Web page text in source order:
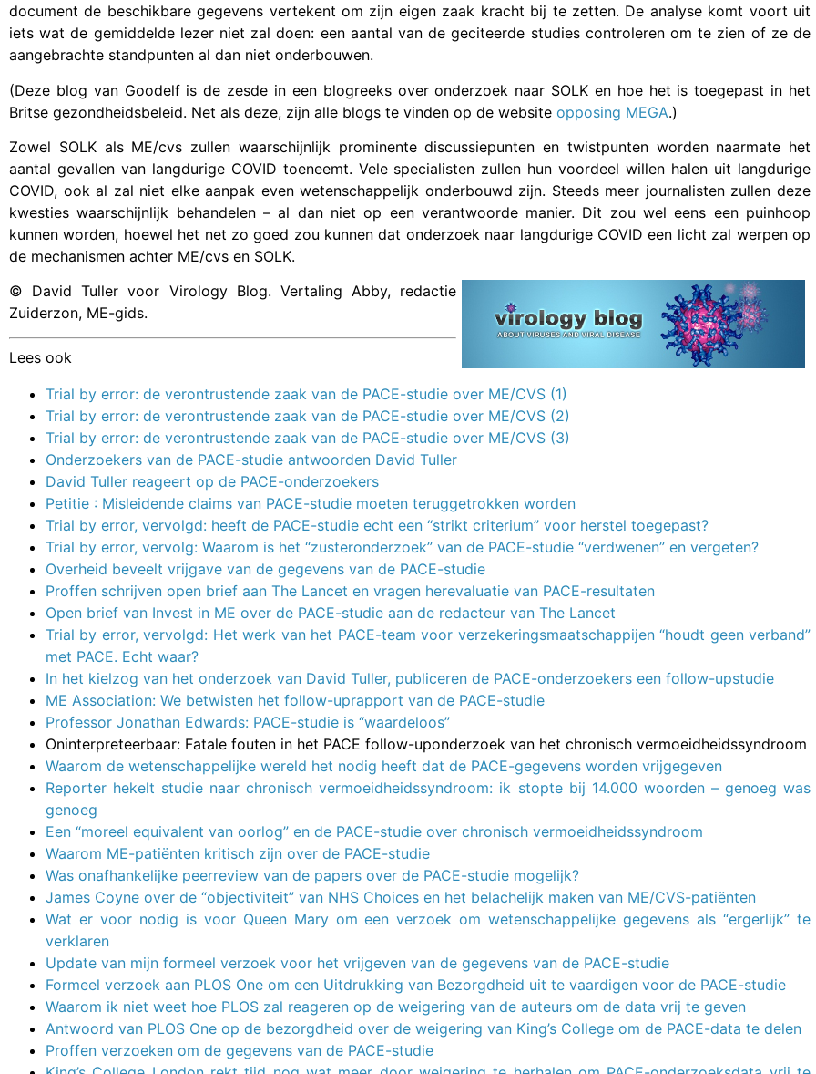
document de beschikbare gegevens vertekent om zijn eigen zaak kracht bij te zetten. De analyse komt voort uit
iets wat de gemiddelde lezer niet zal doen: een aantal van de geciteerde studies controleren om te zien of ze de
aangebrachte standpunten al dan niet onderbouwen.
(Deze blog van Goodelf is de zesde in een blogreeks over onderzoek naar SOLK en hoe het is toegepast in het
Britse gezondheidsbeleid. Net als deze, zijn alle blogs te vinden op de website opposing MEGA.)
Zowel SOLK als ME/cvs zullen waarschijnlijk prominente discussiepunten en twistpunten worden naarmate het
aantal gevallen van langdurige COVID toeneemt. Vele specialisten zullen hun voordeel willen halen uit langdurige
COVID, ook al zal niet elke aanpak even wetenschappelijk onderbouwd zijn. Steeds meer journalisten zullen deze
kwesties waarschijnlijk behandelen – al dan niet op een verantwoorde manier. Dit zou wel eens een puinhoop
kunnen worden, hoewel het net zo goed zou kunnen dat onderzoek naar langdurige COVID een licht zal werpen op
de mechanismen achter ME/cvs en SOLK.
© David Tuller voor Virology Blog. Vertaling Abby, redactie
Zuiderzon, ME-gids.
Lees ook
Trial by error: de verontrustende zaak van de PACE-studie over ME/CVS (1)
Trial by error: de verontrustende zaak van de PACE-studie over ME/CVS (2)
Trial by error: de verontrustende zaak van de PACE-studie over ME/CVS (3)
Onderzoekers van de PACE-studie antwoorden David Tuller
David Tuller reageert op de PACE-onderzoekers
Petitie : Misleidende claims van PACE-studie moeten teruggetrokken worden
Trial by error, vervolgd: heeft de PACE-studie echt een “strikt criterium” voor herstel toegepast?
Trial by error, vervolg: Waarom is het “zusteronderzoek” van de PACE-studie “verdwenen” en vergeten?
Overheid beveelt vrijgave van de gegevens van de PACE-studie
Proffen schrijven open brief aan The Lancet en vragen herevaluatie van PACE-resultaten
Open brief van Invest in ME over de PACE-studie aan de redacteur van The Lancet
Trial by error, vervolgd: Het werk van het PACE-team voor verzekeringsmaatschappijen “houdt geen verband”
met PACE. Echt waar?
In het kielzog van het onderzoek van David Tuller, publiceren de PACE-onderzoekers een follow-upstudie
ME Association: We betwisten het follow-uprapport van de PACE-studie
Professor Jonathan Edwards: PACE-studie is “waardeloos”
Oninterpreteerbaar: Fatale fouten in het PACE follow-uponderzoek van het chronisch vermoeidheidssyndroom
Waarom de wetenschappelijke wereld het nodig heeft dat de PACE-gegevens worden vrijgegeven
Reporter hekelt studie naar chronisch vermoeidheidssyndroom: ik stopte bij 14.000 woorden – genoeg was
genoeg
Een “moreel equivalent van oorlog” en de PACE-studie over chronisch vermoeidheidssyndroom
Waarom ME-patiënten kritisch zijn over de PACE-studie
Was onafhankelijke peerreview van de papers over de PACE-studie mogelijk?
James Coyne over de “objectiviteit” van NHS Choices en het belachelijk maken van ME/CVS-patiënten
Wat er voor nodig is voor Queen Mary om een verzoek om wetenschappelijke gegevens als “ergerlijk” te
verklaren
Update van mijn formeel verzoek voor het vrijgeven van de gegevens van de PACE-studie
Formeel verzoek aan PLOS One om een Uitdrukking van Bezorgdheid uit te vaardigen voor de PACE-studie
Waarom ik niet weet hoe PLOS zal reageren op de weigering van de auteurs om de data vrij te geven
Antwoord van PLOS One op de bezorgdheid over de weigering van King’s College om de PACE-data te delen
Proffen verzoeken om de gegevens van de PACE-studie